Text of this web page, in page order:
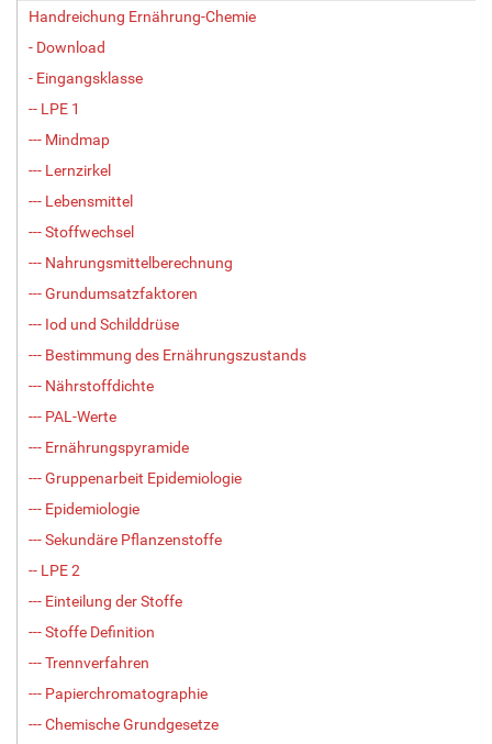
Handreichung Ernährung-Chemie
- Download
- Eingangsklasse
-- LPE 1
--- Mindmap
--- Lernzirkel
--- Lebensmittel
--- Stoffwechsel
--- Nahrungsmittelberechnung
--- Grundumsatzfaktoren
--- Iod und Schilddrüse
--- Bestimmung des Ernährungszustands
--- Nährstoffdichte
--- PAL-Werte
--- Ernährungspyramide
--- Gruppenarbeit Epidemiologie
--- Epidemiologie
--- Sekundäre Pflanzenstoffe
-- LPE 2
--- Einteilung der Stoffe
--- Stoffe Definition
--- Trennverfahren
--- Papierchromatographie
--- Chemische Grundgesetze